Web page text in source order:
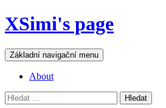
Přejít
k
webu
XSimi's page
Hledat
Základní navigační menu
About
Vyhledávání